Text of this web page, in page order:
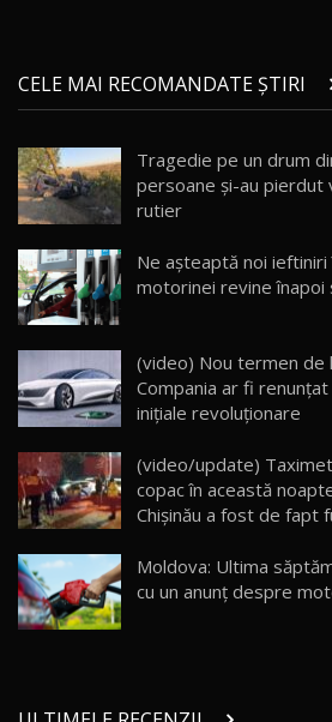
21
AutoBlog.MD
16:59
22
Noua Mazda 6e / Test
26:59
23
Lynk & Co 01 / Test
25:19
ZEEKR 009: Cel mai
Van Electric Testat în
26:38
25
mai Exclusiv și
Moldova
32:21
26
AutoBlog.MD
10:57
CELE MAI RECOMANDATE ȘTIRI
Tragedie pe un drum
persoane și-au pierdut
rutier
Ne așteaptă noi ieftiniri
motorinei revine înapoi
(video) Nou termen de
Compania ar fi
inițiale revoluționare
(video/update)
copac în această
Chişinău a fost de fapt
Moldova: Ultima
cu un anunţ despre